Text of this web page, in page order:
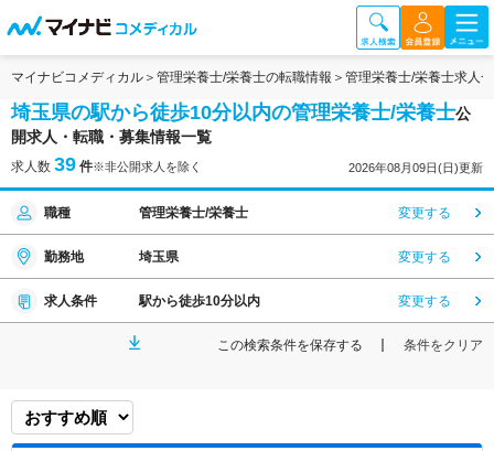
マイナビコメディカル 管理栄養士/栄養士の転職情報 管理栄養士/栄養士求人
埼玉県の駅から徒歩10分以内の管理栄養士/栄養士公
開求人・転職・募集情報一覧
求人数 39 件※非公開求人を除く 2026年08月09日(日)更新
職種 管理栄養士/栄養士 変更する
勤務地 埼玉県 変更する
求人条件 駅から徒歩10分以内 変更する
この検索条件を保存する 条件をクリア